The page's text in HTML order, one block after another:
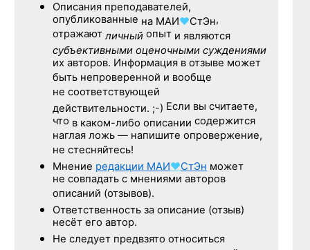
Описания преподавателей,
опубликованные на МАИ♥СтЭн,
отражаютличный опыт и являются
субъективными оценочными суждениями
их авторов. Информация в отзыве может
быть непроверенной и вообще
не соответствующей
действительности. ;-) Если вы считаете,
что в каком-либо описании содержится
наглая ложь — напишите опровержение,
не стесняйтесь!
Мнение редакции МАИ♥СтЭн может
не совпадать с мнениями авторов
описаний (отзывов).
Ответственность за описание (отзыв)
несёт его автор.
Не следует предвзято относиться